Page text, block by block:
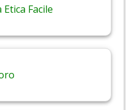
Facile